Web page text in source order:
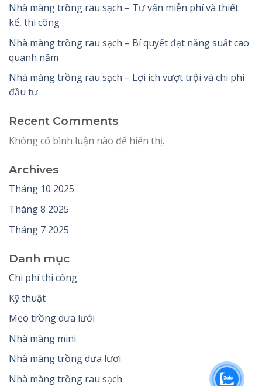
Nhà màng trồng rau sạch – Tư vấn miễn phí và thiết
kế, thi công
Nhà màng trồng rau sạch – Bí quyết đạt năng suất cao
quanh năm
Nhà màng trồng rau sạch – Lợi ích vượt trội và chi phí
đầu tư
Recent Comments
Không có bình luận nào để hiển thị.
Archives
Tháng 10 2025
Tháng 8 2025
Tháng 7 2025
Danh mục
Chi phí thi công
Kỹ thuật
Mẹo trồng dưa lưới
Nhà màng mini
Nhà màng trồng dưa lươi
Nhà màng trồng rau sạch